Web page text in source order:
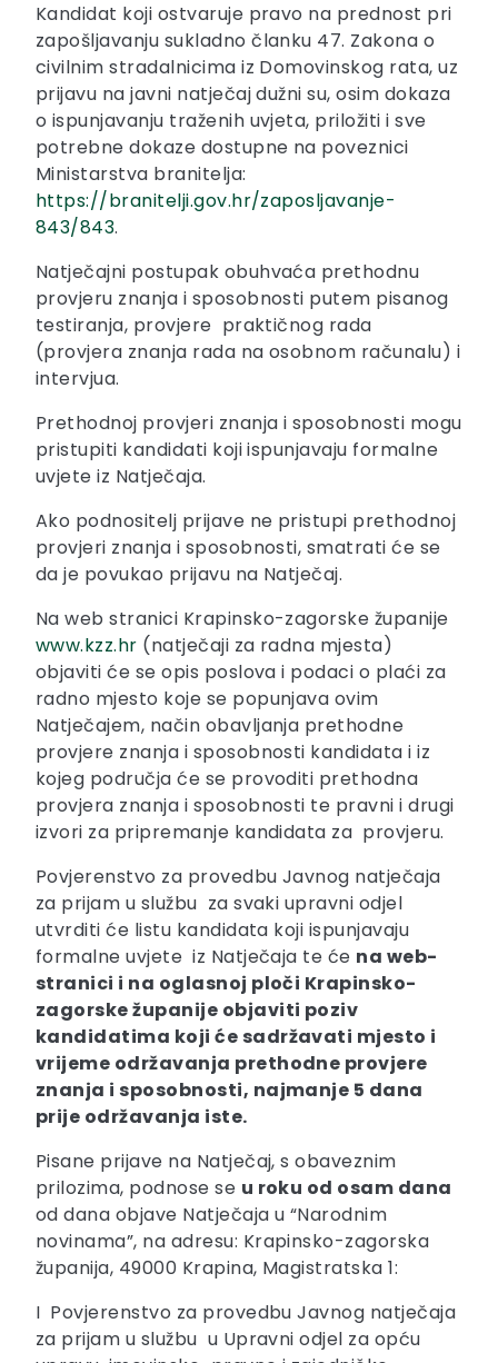
Kandidat koji ostvaruje pravo na prednost pri
zapošljavanju sukladno članku 47. Zakona o
civilnim stradalnicima iz Domovinskog rata, uz
prijavu na javni natječaj dužni su, osim dokaza
o ispunjavanju traženih uvjeta, priložiti i sve
potrebne dokaze dostupne na poveznici
Ministarstva branitelja:
https://branitelji.gov.hr/zaposljavanje-
843/843.
Natječajni postupak obuhvaća prethodnu
provjeru znanja i sposobnosti putem pisanog
testiranja, provjere praktičnog rada
(provjera znanja rada na osobnom računalu) i
intervjua.
Prethodnoj provjeri znanja i sposobnosti mogu
pristupiti kandidati koji ispunjavaju formalne
uvjete iz Natječaja.
Ako podnositelj prijave ne pristupi prethodnoj
provjeri znanja i sposobnosti, smatrati će se
da je povukao prijavu na Natječaj.
Na web stranici Krapinsko-zagorske županije
www.kzz.hr (natječaji za radna mjesta)
objaviti će se opis poslova i podaci o plaći za
radno mjesto koje se popunjava ovim
Natječajem, način obavljanja prethodne
provjere znanja i sposobnosti kandidata i iz
kojeg područja će se provoditi prethodna
provjera znanja i sposobnosti te pravni i drugi
izvori za pripremanje kandidata za provjeru.
Povjerenstvo za provedbu Javnog natječaja
za prijam u službu za svaki upravni odjel
utvrditi će listu kandidata koji ispunjavaju
formalne uvjete iz Natječaja te će na web-
stranici i na oglasnoj ploči Krapinsko-
zagorske županije objaviti poziv
kandidatima koji će sadržavati mjesto i
vrijeme održavanja prethodne provjere
znanja i sposobnosti, najmanje 5 dana
prije održavanja iste.
Pisane prijave na Natječaj, s obaveznim
prilozima, podnose se u roku od osam dana
od dana objave Natječaja u “Narodnim
novinama”, na adresu: Krapinsko-zagorska
županija, 49000 Krapina, Magistratska 1:
I Povjerenstvo za provedbu Javnog natječaja
za prijam u službu u Upravni odjel za opću